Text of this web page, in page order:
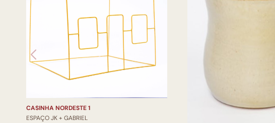
CASINHA NORDESTE 1
ESPAÇO JK + GABRIEL